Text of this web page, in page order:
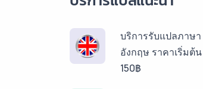
บริการรับแปลภาษา
อังกฤษ ราคาเริ่มต้น
150฿